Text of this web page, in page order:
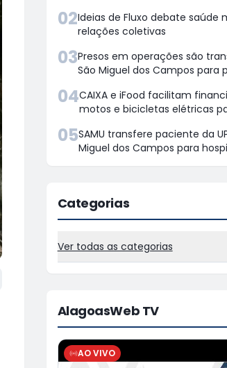
02Ideias de Fluxo debate saúde
relações coletivas
03Presos em operações são
São Miguel dos Campos para
04CAIXA e iFood facilitam
motos e bicicletas elétricas
05SAMU transfere paciente da
Miguel dos Campos para
Categorias
Ver todas as categorias
AlagoasWeb TV
AO VIVO